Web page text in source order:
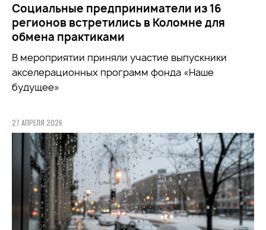
Социальные предприниматели из 16
регионов встретились в Коломне для
обмена практиками
В мероприятии приняли участие выпускники
акселерационных программ фонда «Наше
будущее»
27 АПРЕЛЯ 2026